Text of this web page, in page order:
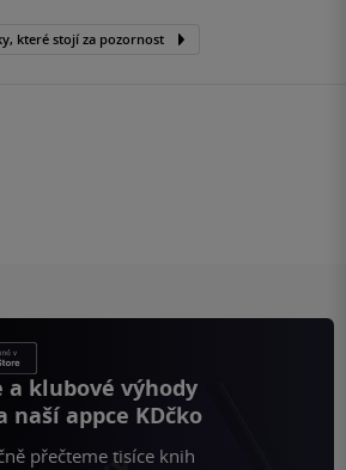
které stojí za pozornost
a klubové výhody
naší appce KDčko
přečteme tisíce knih